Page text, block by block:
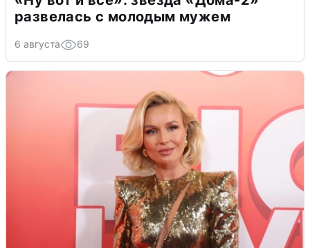
развелась с молодым мужем
6 августа 69